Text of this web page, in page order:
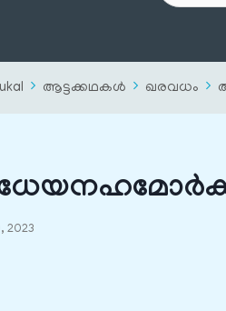
ആട്ടക്കഥകൾ ഖരവധം
2023